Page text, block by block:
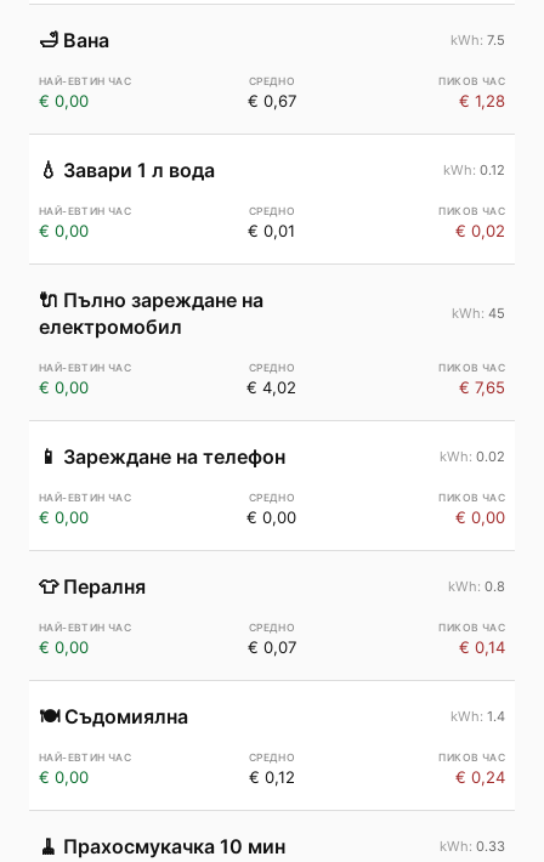
🛁 Вана 7.5
€ 0,00 € 0,67 € 1,28
💧 Завари 1 л вода 0.12
€ 0,00 € 0,01 € 0,02
🔌 Пълно зареждане на
електромобил
45
€ 0,00 € 4,02 € 7,65
📱 Зареждане на телефон 0.02
€ 0,00 € 0,00 € 0,00
👕 Пералня 0.8
€ 0,00 € 0,07 € 0,14
🍽️ Съдомиялна 1.4
€ 0,00 € 0,12 € 0,24
🧹 Прахосмукачка 10 мин 0.33